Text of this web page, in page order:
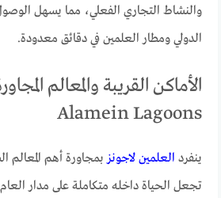
والنشاط التجاري الفعلي، مما يسهل
الدولي ومطار العلمين في دقائق معدودة.
الأماكن القريبة والمعالم
Alamein Lagoons
ينفرد العلمين لاجونزبمجاورة أهم المعالم
تجعل الحياة داخله متكاملة على مدار